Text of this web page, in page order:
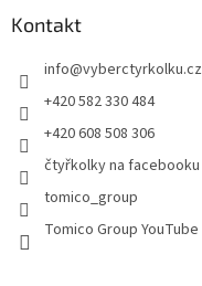
Kontakt
info@vyberctyrkolku.cz
+420 582 330 484
+420 608 508 306
čtyřkolky na facebooku
tomico_group
Tomico Group YouTube